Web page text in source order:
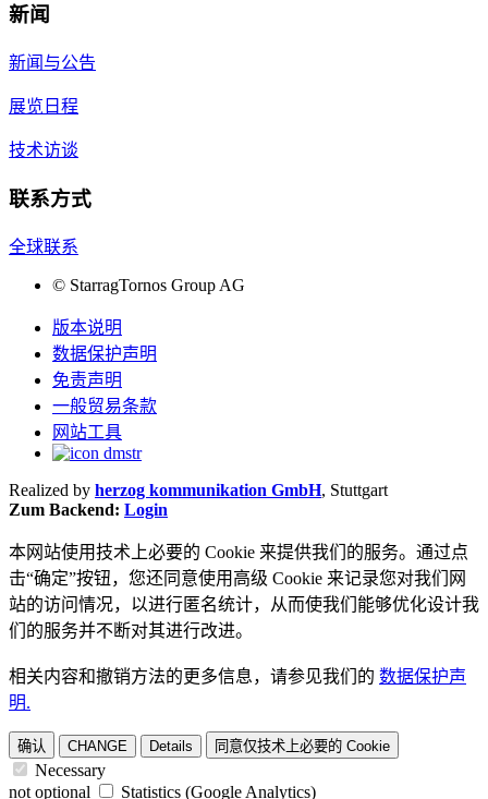
新闻
新闻与公告
展览日程
技术访谈
联系方式
全球联系
© StarragTornos Group AG
版本说明
数据保护声明
免责声明
一般贸易条款
网站工具
Realized by herzog kommunikation GmbH, Stuttgart
Zum Backend: Login
本网站使用技术上必要的 Cookie 来提供我们的服务。通过点
击“确定”按钮，您还同意使用高级 Cookie 来记录您对我们网
站的访问情况，以进行匿名统计，从而使我们能够优化设计我
们的服务并不断对其进行改进。
相关内容和撤销方法的更多信息，请参见我们的 数据保护声
明.
确认 CHANGE Details 同意仅技术上必要的 Cookie
Necessary
not optional
Statistics (Google Analytics)